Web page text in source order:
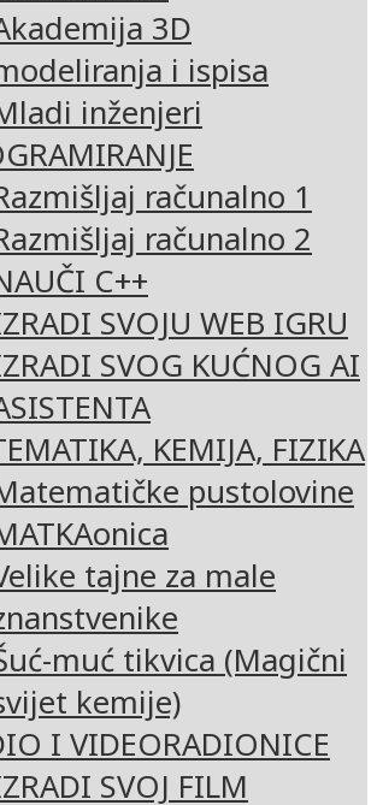
3D
i ispisa
inženjeri
računalno 1
računalno 2
C++
SVOJU WEB IGRU
SVOG KUĆNOG AI
KEMIJA, FIZIKA
pustolovine
tajne za male
muć tikvica (Magični
kemije)
I VIDEORADIONICE
SVOJ FILM